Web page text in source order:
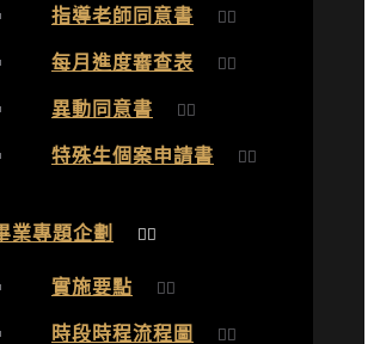
指導老師同意書
每月進度審查表
異動同意書
特殊生個案申請書
業專題企劃
實施要點
時段時程流程圖